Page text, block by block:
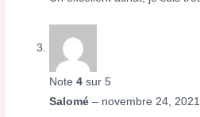
Note4 sur 5
Salomé– novembre 24, 2021